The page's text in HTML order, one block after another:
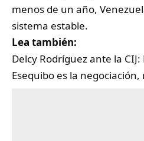
menos de un año,
sistema estable.
Lea también:
Delcy Rodríguez ante la
Esequibo es la